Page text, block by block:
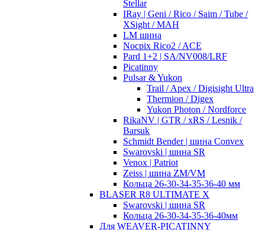
Stellar
IRay | Geni / Rico / Saim / Tube /
XSight / MAH
LM шина
Nocpix Rico2 / ACE
Pard 1+2 | SA/NV008/LRF
Picatinny
Pulsar & Yukon
Trail / Apex / Digisight Ultra
Thermion / Digex
Yukon Photon / Nordforce
RikaNV | GTR / xRS / Lesnik /
Barsuk
Schmidt Bender | шина Convex
Swarovski | шина SR
Venox | Patriot
Zeiss | шина ZM/VM
Кольца 26-30-34-35-36-40 мм
BLASER R8 ULTIMATE X
Swarovski | шина SR
Кольца 26-30-34-35-36-40мм
Для WEAVER-PICATINNY